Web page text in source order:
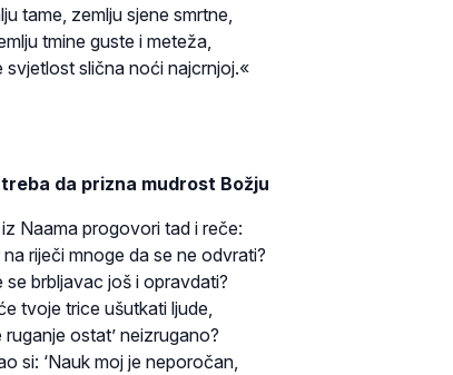
tame, zemlju sjene smrtne,
tmine guste i meteža,
svjetlost slična noći najcrnjoj.«
da prizna mudrost Božju
Naama progovori tad i reče:
na riječi mnoge da se ne odvrati?
se brbljavac još i opravdati?
tvoje trice ušutkati ljude,
ruganje ostat’ neizrugano?
si: ‘Nauk moj je neporočan,